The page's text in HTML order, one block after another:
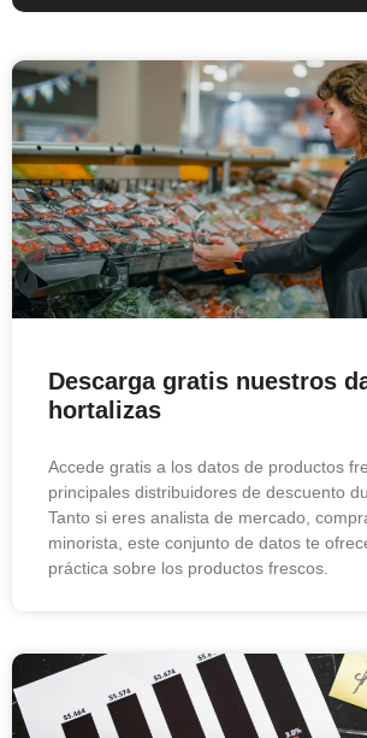
Descarga gratis nuestros
hortalizas
Accede gratis a los datos de productos
principales distribuidores de descuento
Tanto si eres analista de mercado,
minorista, este conjunto de datos te
práctica sobre los productos frescos.